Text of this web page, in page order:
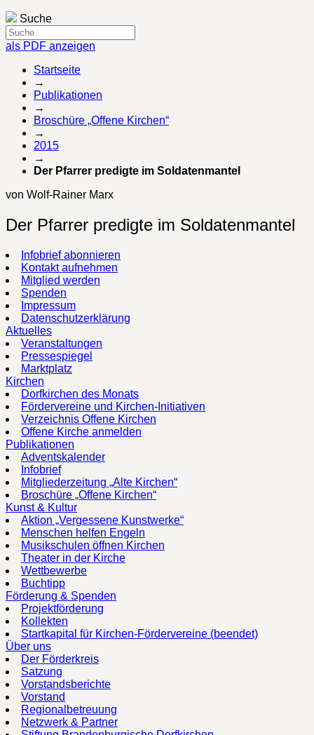
Suche
als PDF anzeigen
Startseite
→
Publikationen
→
Broschüre „Offene Kirchen“
→
2015
→
Der Pfarrer predigte im Soldatenmantel
von Wolf-Rainer Marx
Der Pfarrer predigte im Soldatenmantel
Infobrief abonnieren
Kontakt aufnehmen
Mitglied werden
Spenden
Impressum
Datenschutzerklärung
Aktuelles
Veranstaltungen
Pressespiegel
Marktplatz
Kirchen
Dorfkirchen des Monats
Fördervereine und Kirchen-Initiativen
Verzeichnis Offene Kirchen
Offene Kirche anmelden
Publikationen
Adventskalender
Infobrief
Mitgliederzeitung „Alte Kirchen“
Broschüre „Offene Kirchen“
Kunst & Kultur
Aktion „Vergessene Kunstwerke“
Menschen helfen Engeln
Musikschulen öffnen Kirchen
Theater in der Kirche
Wettbewerbe
Buchtipp
Förderung & Spenden
Projektförderung
Kollekten
Startkapital für Kirchen-Fördervereine (beendet)
Über uns
Der Förderkreis
Satzung
Vorstandsberichte
Vorstand
Regionalbetreuung
Netzwerk & Partner